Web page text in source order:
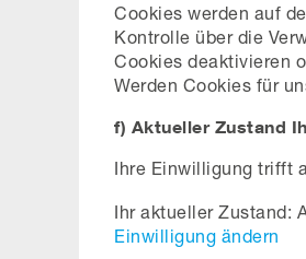
Cookies werden auf
Kontrolle über die
Cookies deaktivieren
Werden Cookies für
f) Aktueller Zustand
Ihre Einwilligung trifft
Ihr aktueller Zustand:
Einwilligung ändern